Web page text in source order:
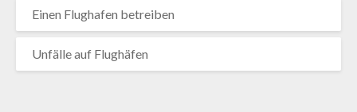
Einen Flughafen betreiben
Unfälle auf Flughäfen